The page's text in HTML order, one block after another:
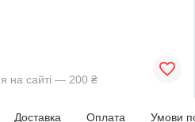
на сайті — 200 ₴
Доставка Оплата Умови